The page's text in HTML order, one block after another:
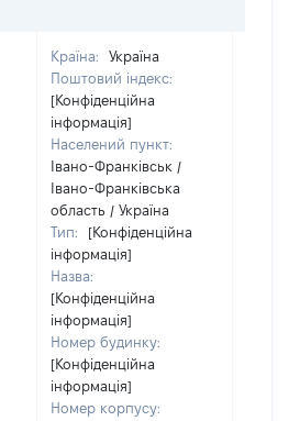
Країна:
Україна
Поштовий індекс:
[Конфіденційна
інформація]
Населений пункт:
Івано-Франківськ /
Івано-Франківська
область / Україна
Тип:
[Конфіденційна
інформація]
Назва:
[Конфіденційна
інформація]
Номер будинку:
[Конфіденційна
інформація]
Номер корпусу: